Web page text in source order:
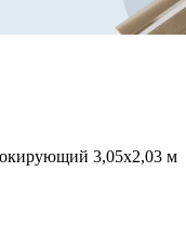
3,05х2,03 м